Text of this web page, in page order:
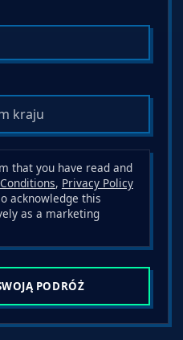
that you have read and
, Privacy Policy
acknowledge this
as a marketing
PODRÓŻ